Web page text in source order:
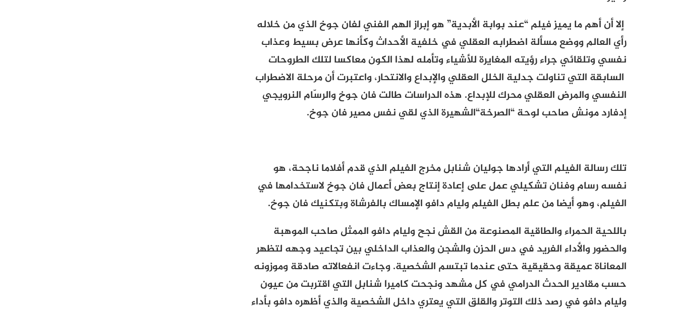
إلا أن أهم ما يميز فيلم “عند بوابة الأبدية” هو إبراز الهم الفني لفان جوخ الذي من خلاله
رأي العالم ووضع مسألة اضطرابه العقلي في خلفية الأحداث وكأنها عرض بسيط وعذاب
نفسي وتلقائي جراء رؤيته المغايرة للأشياء وتأمله لهذا الكون معاكسا لتلك الطروحات
السابقة التي تناولت جدلية الخلل العقلي والإبداع والانتحار، واعتبرت أن مرحلة الاضطراب
النفسي والمرض العقلي محرك للإبداع. هذه الدراسات طالت فان جوخ والرسّام النرويجي
إدفارد مونش صاحب لوحة “الصرخة“الشهيرة الذي لقي نفس مصير فان جوخ.
تلك رسالة الفيلم التي أرادها جوليان شنابل مخرج الفيلم الذي قدم أفلاما ناجحة، هو
نفسه رسام وفنان تشكيلي عمل على إعادة إنتاج بعض أعمال فان جوخ لاستخدامها في
الفيلم، وهو أيضا من علم بطل الفيلم وليام دافو الإمساك بالفرشاة وبتكنيك فان جوخ.
باللحية الحمراء والطاقية المصنوعة من القش نجح وليام دافو الممثل صاحب الموهبة
والحضور والأداء الفريد في دس الحزن والشجن والعذاب الداخلي بين تجاعيد وجهه لتظهر
المعاناة عميقة وحقيقية حتى عندما تبتسم الشخصية. وجاءت انفعالاته صادقة وموزونه
حسب مقادير الحدث الدرامي في كل مشهد ونجحت كاميرا شنابل التي اقتربت من عيون
وليام دافو في رصد ذلك التوتر والقلق التي يعتري داخل الشخصية والذي أظهره دافو بأداء